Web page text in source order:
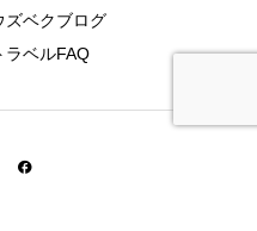
ズベクブログ
ラベルFAQ